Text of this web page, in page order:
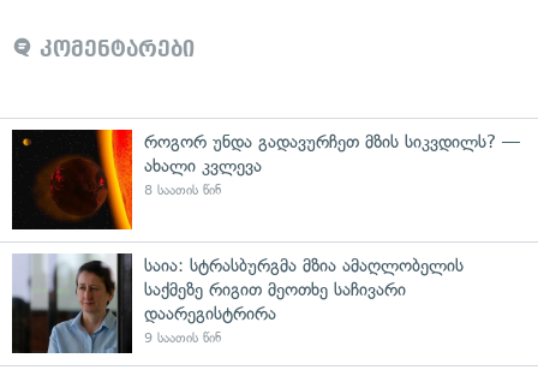
კომენტარები
როგორ უნდა გადავურჩეთ მზის სიკვდილს? —
ახალი კვლევა
8 საათის წინ
საია: სტრასბურგმა მზია ამაღლობელის
საქმეზე რიგით მეოთხე საჩივარი
დაარეგისტრირა
9 საათის წინ